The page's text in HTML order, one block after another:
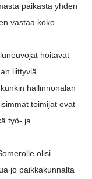
paikasta yhden
vastaa koko
hoitavat
liittyviä
hallinnonalan
toimijat ovat
työ- ja
olisi
jo paikkakunnalta